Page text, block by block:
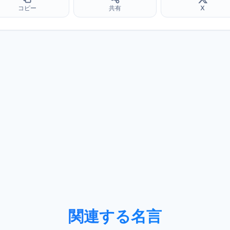
コピー 共有 X
関連する名言